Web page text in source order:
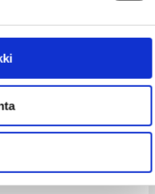
kouluissa
vastaan ja
pääsee